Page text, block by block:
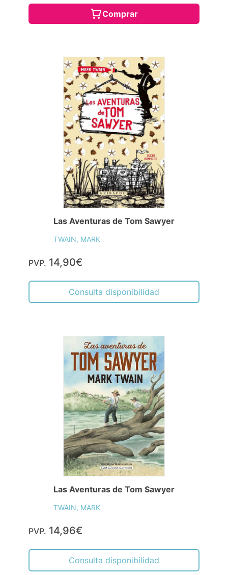
Comprar
Las Aventuras de Tom Sawyer
TWAIN, MARK
PVP. 14,90€
Consulta disponibilidad
Las Aventuras de Tom Sawyer
TWAIN, MARK
PVP. 14,96€
Consulta disponibilidad